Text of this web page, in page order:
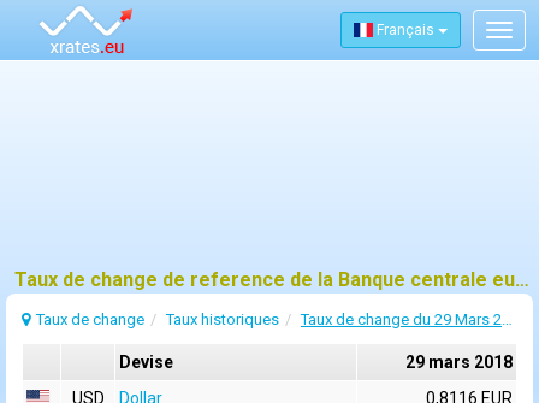
Français
Taux de change de reference de la Banque centrale europeenne (BCE) pour 29 mars 2018
Taux de change Taux historiques Taux de change du 29 Mars 2018
Devise
29 mars 2018
USD
Dollar
0,8116 EUR